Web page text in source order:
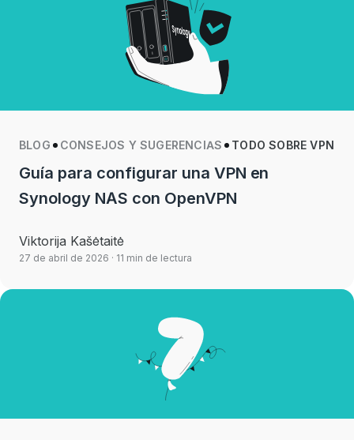
BLOG CONSEJOS Y SUGERENCIAS TODO SOBRE VPN
Guía para configurar una VPN en
Synology NAS con OpenVPN
Viktorija Kašėtaitė
27 de abril de 2026 · 11 min de lectura